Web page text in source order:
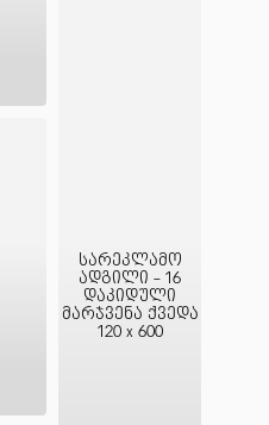
სარეკლამო
ადგილი - 16
დაკიდული
მარჯვენა ქვედა
120 x 600